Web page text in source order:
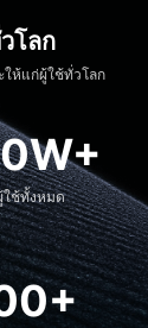
โลก
ห้แก่ผู้ใช้ทั่วโลก
ใช้ทั้งหมด​